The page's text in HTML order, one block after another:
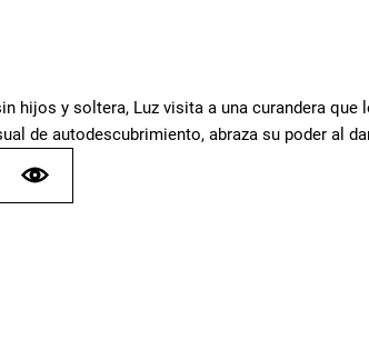
hijos y soltera, Luz visita a una curandera
de autodescubrimiento, abraza su poder al